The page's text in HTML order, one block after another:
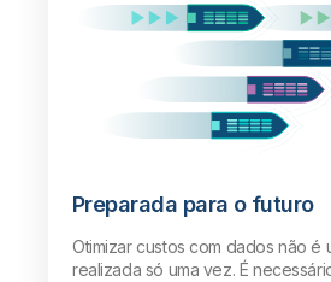
Preparada para o futuro
Otimizar custos com dados não é
realizada só uma vez. É